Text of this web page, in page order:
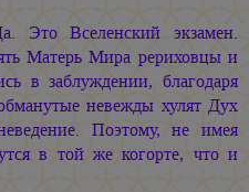
Это Вселенский экзамен.
Матерь Мира рериховцы и
в заблуждении, благодаря
невежды хулят Дух
Поэтому, не имея
в той же когорте, что и